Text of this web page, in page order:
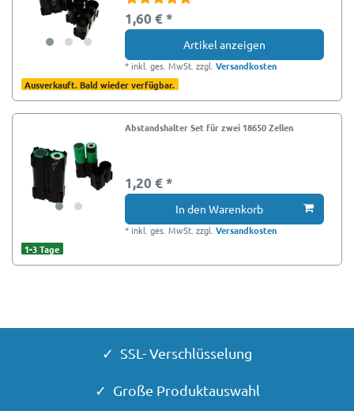
1,60 € *
Artikel anzeigen
* inkl. ges. MwSt. zzgl.Versandkosten
Ausverkauft. Bald wieder verfügbar.
Abstandshalter Set für zwei 18650 Zellen
1,20 € *
In den Warenkorb
* inkl. ges. MwSt. zzgl.Versandkosten
1-3 Tage
✓ SSL- Verschlüsselung
✓ Große Produktauswahl